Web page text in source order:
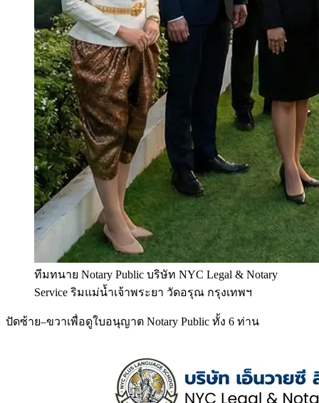
ทีมทนาย Notary Public บริษัท NYC Legal & Notary
Service ริมแม่น้ำเจ้าพระยา วัดอรุณ กรุงเทพฯ
ปัดซ้าย–ขวาเพื่อดูใบอนุญาต Notary Public ทั้ง 6 ท่าน